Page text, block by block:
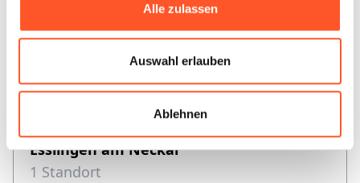
Alle zulassen
Auswahl erlauben
Ablehnen
1 Standort
Esslingen am Neckar
1 Standort